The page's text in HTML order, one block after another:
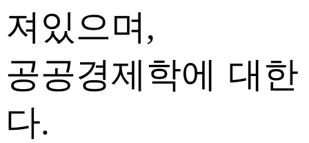
져있으며,
공공경제학에 대
다.